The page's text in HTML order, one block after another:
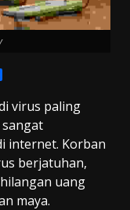
virus paling
internet. Korban
berjatuhan,
uang
maya.